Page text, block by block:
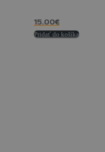
15.00€
Pridať do košíka